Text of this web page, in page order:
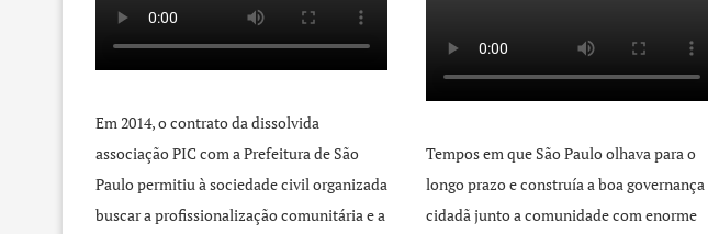
Em 2014, o contrato da dissolvida
associação PIC com a Prefeitura de São
Paulo permitiu à sociedade civil organizada
buscar a profissionalização comunitária e a
Tempos em que São Paulo olhava para o
longo prazo e construía a boa governança
cidadã junto a comunidade com enorme